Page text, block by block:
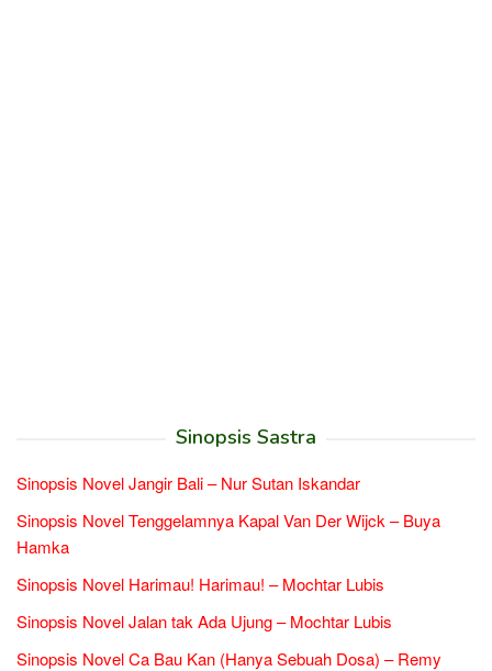
Sinopsis Sastra
Sinopsis Novel Jangir Bali – Nur Sutan Iskandar
Sinopsis Novel Tenggelamnya Kapal Van Der Wijck – Buya
Hamka
Sinopsis Novel Harimau! Harimau! – Mochtar Lubis
Sinopsis Novel Jalan tak Ada Ujung – Mochtar Lubis
Sinopsis Novel Ca Bau Kan (Hanya Sebuah Dosa) – Remy